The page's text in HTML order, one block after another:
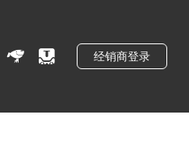
经销商登录